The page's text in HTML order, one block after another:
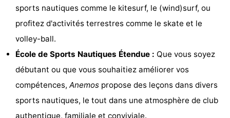
Lieux
Musées
-
Monuments
Moulins
Attractions
sports nautiques comme le kitesurf, le (wind)surf, ou
profitez d'activités terrestres comme le skate et le
volley-ball.
École de Sports Nautiques Étendue : Que vous soyez
débutant ou que vous souhaitiez améliorer vos
compétences, Anemos propose des leçons dans divers
sports nautiques, le tout dans une atmosphère de club
authentique, familiale et conviviale.